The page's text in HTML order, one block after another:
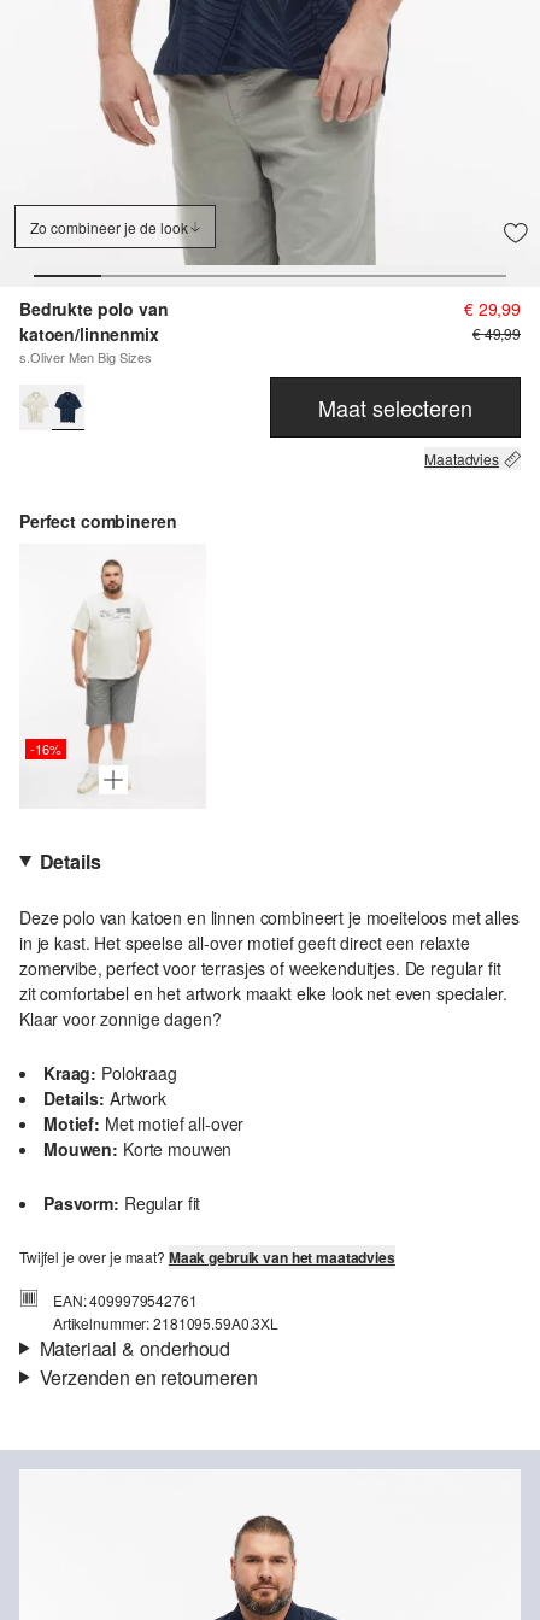
Zo combineer je de look
Bedrukte polo van
katoen/linnenmix
s.Oliver Men Big Sizes
€ 29,99
€ 49,99
Maat selecteren
Maatadvies
Perfect combineren
-16%
Details
Deze polo van katoen en linnen combineert je moeiteloos met alles
in je kast. Het speelse all-over motief geeft direct een relaxte
zomervibe, perfect voor terrasjes of weekenduitjes. De regular fit
zit comfortabel en het artwork maakt elke look net even specialer.
Klaar voor zonnige dagen?
Kraag: Polokraag
Details: Artwork
Motief: Met motief all-over
Mouwen: Korte mouwen
Pasvorm: Regular fit
Twijfel je over je maat? Maak gebruik van het maatadvies
EAN: 4099979542761
Artikelnummer: 2181095.59A0.3XL
Materiaal & onderhoud
Niet bleken met chloor
Verzenden en retourneren
Je bestelling wordt binnen 3-5 werkdagen verzonden door bpost.
Je kunt je artikelen binnen 14 dagen gratis aan ons retourneren.